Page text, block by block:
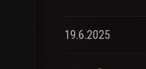
19.6.2025